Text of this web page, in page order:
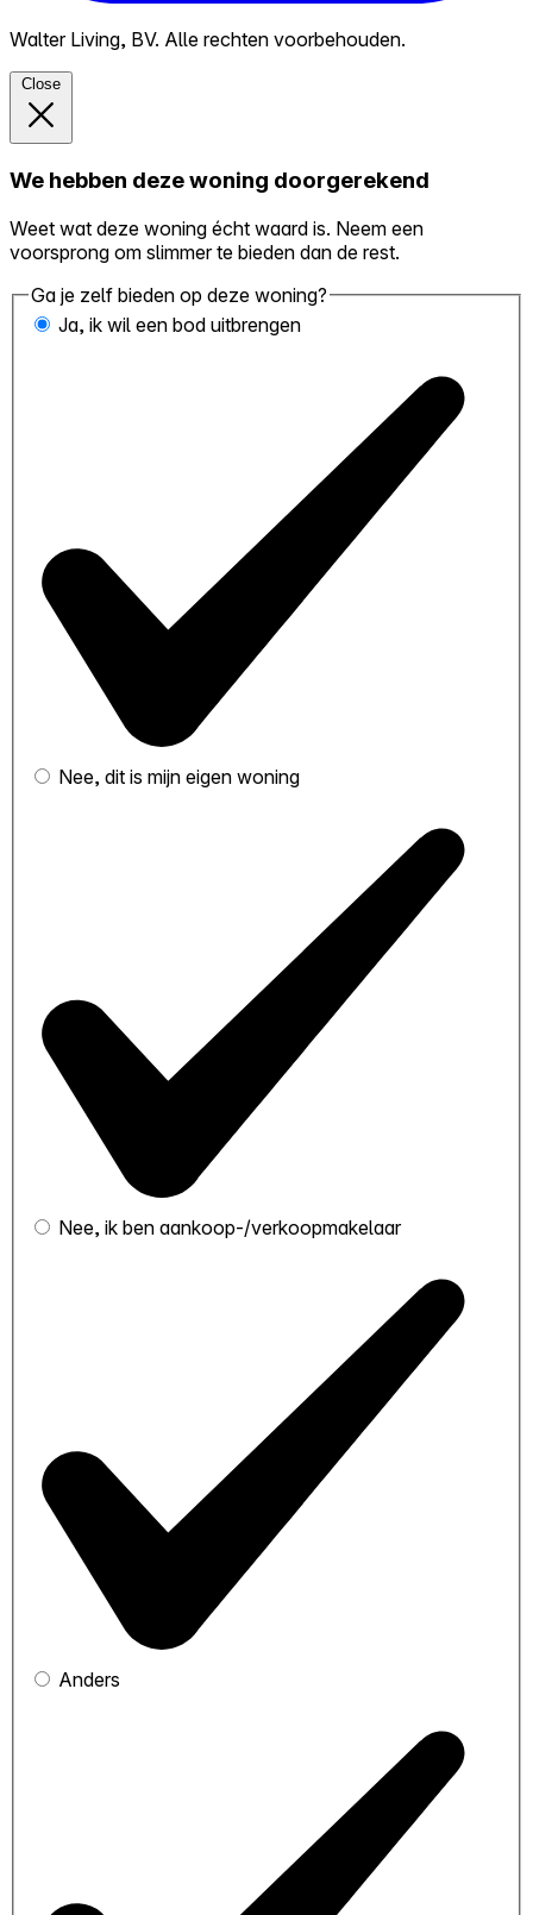
Walter Living, BV. Alle rechten voorbehouden.
Close
We hebben deze woning doorgerekend
Weet wat deze woning écht waard is. Neem een
voorsprong om slimmer te bieden dan de rest.
Ga je zelf bieden op deze woning?
Ja, ik wil een bod uitbrengen
Nee, dit is mijn eigen woning
Nee, ik ben aankoop-/verkoopmakelaar
Anders